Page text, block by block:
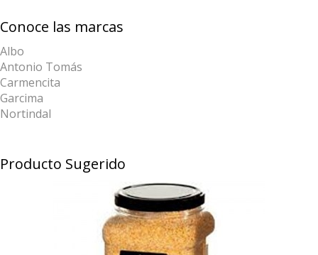
Conoce las marcas
Albo
Antonio Tomás
Carmencita
Garcima
Nortindal
Producto Sugerido